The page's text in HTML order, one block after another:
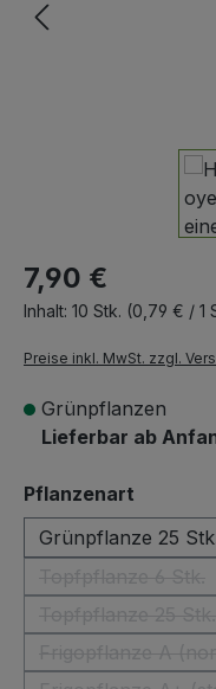
7,90 €
Inhalt: 10 Stk. (0,79 € / 1
Preise inkl. MwSt. zzgl.
Grünpflanzen
Lieferbar ab
Pflanzenart
Grünpflanze 25